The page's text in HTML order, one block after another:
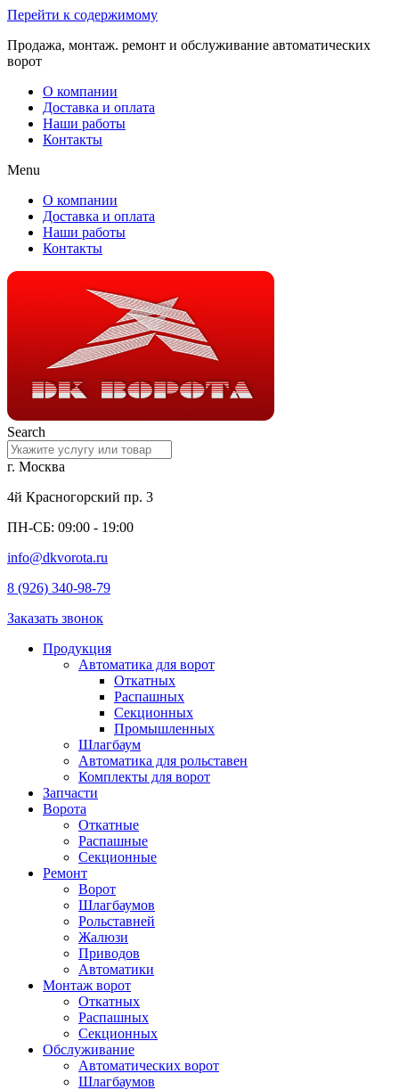
Перейти к содержимому
Продажа, монтаж. ремонт и обслуживание автоматических
ворот
О компании
Доставка и оплата
Наши работы
Контакты
Menu
О компании
Доставка и оплата
Наши работы
Контакты
Search
г. Москва
4й Красногорский пр. 3
ПН-СБ: 09:00 - 19:00
info@dkvorota.ru
8 (926) 340-98-79
Заказать звонок
Продукция
Автоматика для ворот
Откатных
Распашных
Секционных
Промышленных
Шлагбаум
Автоматика для рольставен
Комплекты для ворот
Запчасти
Ворота
Откатные
Распашные
Секционные
Ремонт
Ворот
Шлагбаумов
Рольставней
Жалюзи
Приводов
Автоматики
Монтаж ворот
Откатных
Распашных
Секционных
Обслуживание
Автоматических ворот
Шлагбаумов